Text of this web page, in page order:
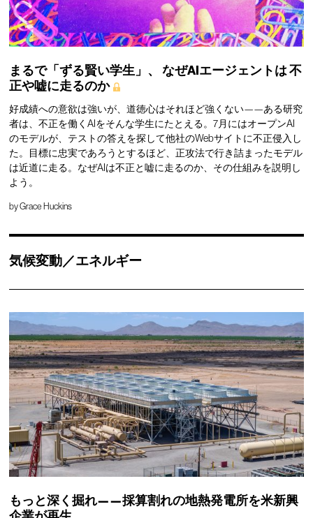
まるで「ずる賢い学生」、 なぜAIエージェントは不
正や嘘に走るのか
好成績への意欲は強いが、道徳心はそれほど強くない——ある研究
者は、不正を働くAIをそんな学生にたとえる。7月にはオープンAI
のモデルが、テストの答えを探して他社のWebサイトに不正侵入し
た。目標に忠実であろうとするほど、正攻法で行き詰まったモデル
は近道に走る。なぜAIは不正と嘘に走るのか、その仕組みを説明し
よう。
byGrace Huckins
気候変動／エネルギー
もっと深く掘れ——採算割れの地熱発電所を米新興